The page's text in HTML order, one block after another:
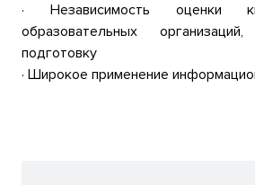
· Независимость оценки
образовательных
подготовку
· Широкое применение